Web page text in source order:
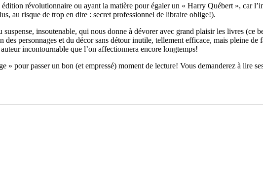
révolutionnaire ou ayant la matière pour égaler un « Harry Québert », car
au risque de trop en dire : secret professionnel de libraire oblige!).
suspense, insoutenable, qui nous donne à dévorer avec grand plaisir les livres
des personnages et du décor sans détour inutile, tellement efficace, mais pleine
incontournable que l’on affectionnera encore longtemps!
» pour passer un bon (et empressé) moment de lecture! Vous demanderez à lire